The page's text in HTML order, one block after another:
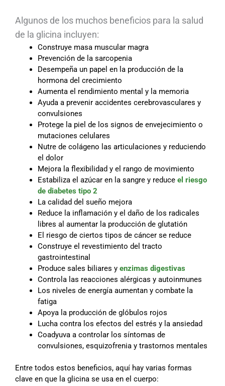
Algunos de los muchos beneficios para la salud
de la glicina incluyen:
Construye masa muscular magra
Prevención de la sarcopenia
Desempeña un papel en la producción de la
hormona del crecimiento
Aumenta el rendimiento mental y la memoria
Ayuda a prevenir accidentes cerebrovasculares y
convulsiones
Protege la piel de los signos de envejecimiento o
mutaciones celulares
Nutre de colágeno las articulaciones y reduciendo
el dolor
Mejora la flexibilidad y el rango de movimiento
Estabiliza el azúcar en la sangre y reduce el riesgo
de diabetes tipo 2
La calidad del sueño mejora
Reduce la inflamación y el daño de los radicales
libres al aumentar la producción de glutatión
El riesgo de ciertos tipos de cáncer se reduce
Construye el revestimiento del tracto
gastrointestinal
Produce sales biliares y enzimas digestivas
Controla las reacciones alérgicas y autoinmunes
Los niveles de energía aumentan y combate la
fatiga
Apoya la producción de glóbulos rojos
Lucha contra los efectos del estrés y la ansiedad
Coadyuva a controlar los síntomas de
convulsiones, esquizofrenia y trastornos mentales
Entre todos estos beneficios, aquí hay varias formas
clave en que la glicina se usa en el cuerpo: